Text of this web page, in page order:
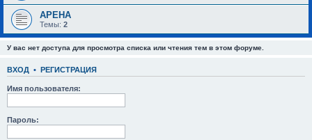
АРЕНА
Темы: 2
У вас нет доступа для просмотра списка или чтения тем в этом форуме.
ВХОД • РЕГИСТРАЦИЯ
Имя пользователя:
Пароль: